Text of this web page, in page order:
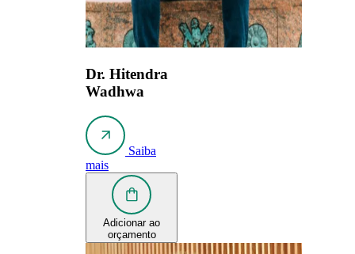
Dr. Hitendra
Wadhwa
Saiba
mais
Adicionar ao
orçamento